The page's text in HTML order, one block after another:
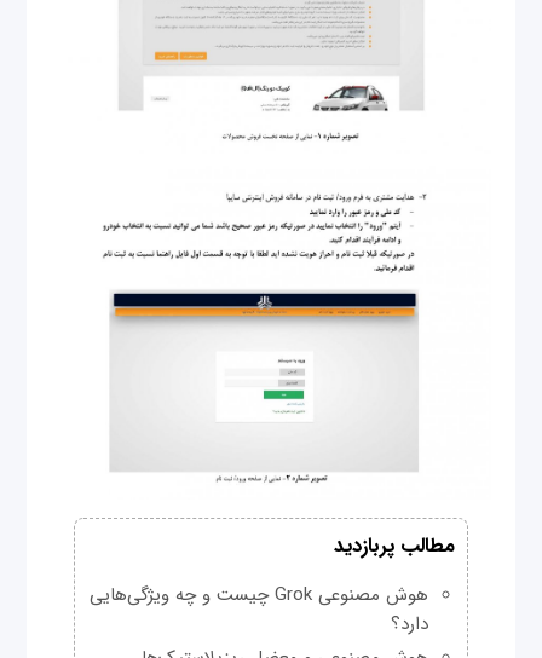
مطالب پربازدید
هوش مصنوعی Grok چیست و چه ویژگی‌هایی
دارد؟